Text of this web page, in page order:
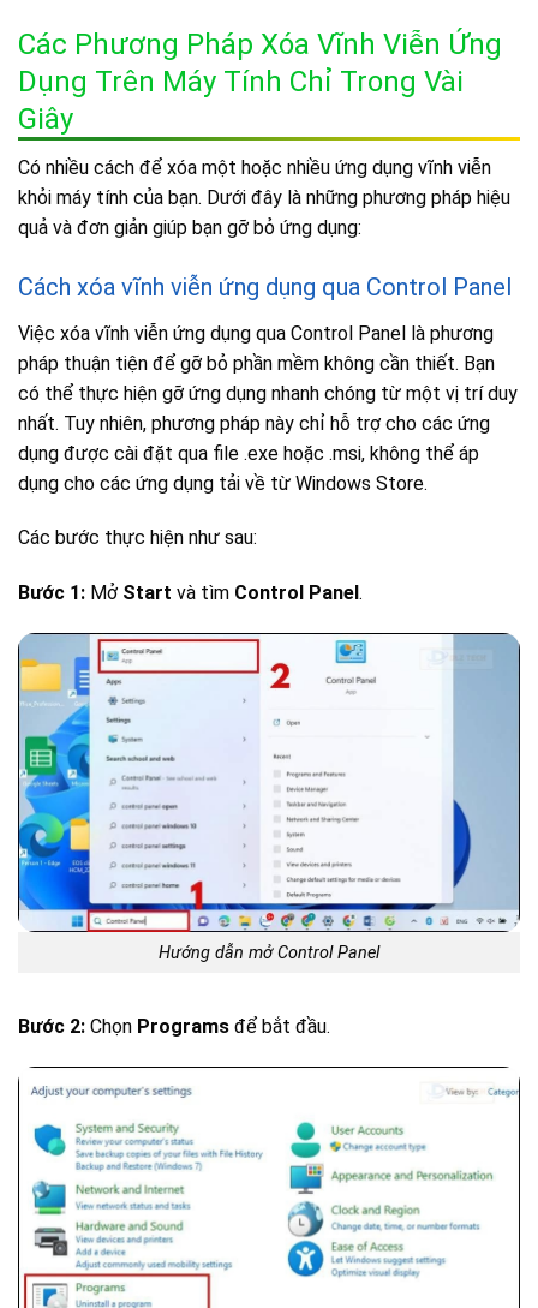
Các Phương Pháp Xóa Vĩnh Viễn Ứng
Dụng Trên Máy Tính Chỉ Trong Vài
Giây
Có nhiều cách để xóa một hoặc nhiều ứng dụng vĩnh viễn
khỏi máy tính của bạn. Dưới đây là những phương pháp hiệu
quả và đơn giản giúp bạn gỡ bỏ ứng dụng:
Cách xóa vĩnh viễn ứng dụng qua Control Panel
Việc xóa vĩnh viễn ứng dụng qua Control Panel là phương
pháp thuận tiện để gỡ bỏ phần mềm không cần thiết. Bạn
có thể thực hiện gỡ ứng dụng nhanh chóng từ một vị trí duy
nhất. Tuy nhiên, phương pháp này chỉ hỗ trợ cho các ứng
dụng được cài đặt qua file .exe hoặc .msi, không thể áp
dụng cho các ứng dụng tải về từ Windows Store.
Các bước thực hiện như sau:
Bước 1: Mở Start và tìm Control Panel .
Hướng dẫn mở Control Panel
Bước 2: Chọn Programs để bắt đầu.